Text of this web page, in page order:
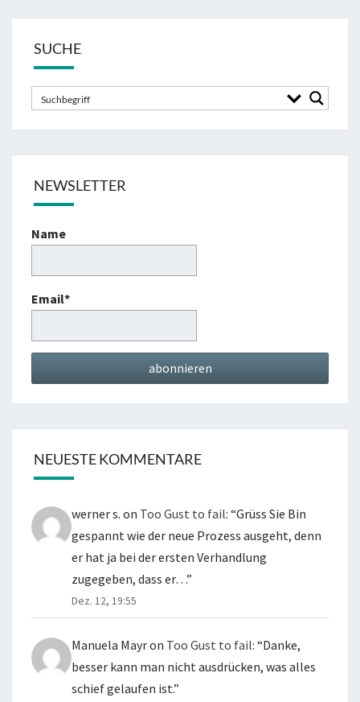
SUCHE
NEWSLETTER
Name
Email*
NEUESTE KOMMENTARE
werner s. on Too Gust to fail: “Grüss Sie Bin
gespannt wie der neue Prozess ausgeht, denn
er hat ja bei der ersten Verhandlung
zugegeben, dass er…”
Dez. 12, 19:55
Manuela Mayron Too Gust to fail: “Danke,
besser kann man nicht ausdrücken, was alles
schief gelaufen ist.”